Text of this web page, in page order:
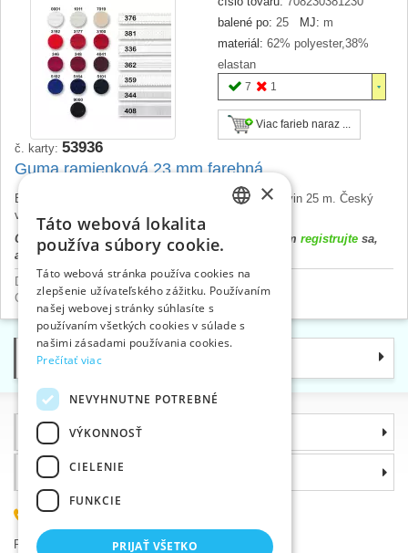
balené po: 25 MJ: m
materiál: 62% polyester,38%
elastan
7 1
Viac farieb naraz ...
č. karty: 53936
Guma ramienková 23 mm farebná
Elastické podprsenkové ramienko, šírka 23 mm, návin 25 m. Český
výrobok, cena za 1 m.
Cena výrobku sa zobrazí až po prihlásení. Prosím registrujte sa,
aleboprihláste
Dámsky program > Ramienkové gumy
Gumy>Ramienkové a dámske
Kategórie
Informácie
Prečo si zvoliť práve nás
(+420) 585 051 217
Plzeňská 868, 783 91 Uničov, Česká republika
ENGLISH
GERMAN
×
Táto webová lokalita
používa súbory cookie.
Táto webová stránka používa cookies na
zlepšenie užívateľského zážitku. Používaním
našej webovej stránky súhlasíte s
používaním všetkých cookies v súlade s
našimi zásadami používania cookies.
Prečítať viac
NEVYHNUTNE POTREBNÉ
VÝKONNOSŤ
CIELENIE
FUNKCIE
PRIJAŤ VŠETKO